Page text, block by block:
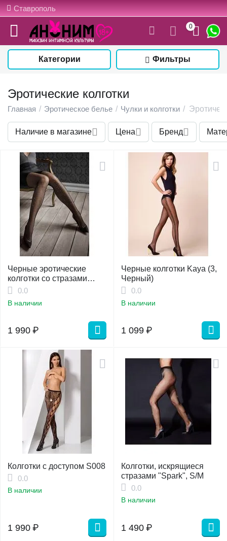
Ставрополь
0
Категории Фильтры
Эротические колготки
Главная / Эротическое белье / Чулки и колготки /
Наличие в магазине Цена Бренд
Черные эротические
колготки со стразами
"Gucci" 3\4
0.0
В наличии
1 990 ₽
Черные колготки Kaya (3,
Черный)
0.0
В наличии
1 099 ₽
Колготки с доступом S008
0.0
В наличии
1 990 ₽
Колготки, искрящиеся
стразами "Spark", S/M
0.0
В наличии
1 490 ₽